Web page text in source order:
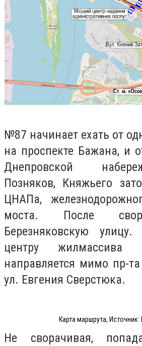
№87 начинает ехать от
на проспекте Бажана, и
Днепровской
Позняков, Княжьего
ЦНАПа,
моста. После
Березняковскую
центру жилмассива
направляется мимо пр-
ул. Евгения Сверстюка.
Карта маршрута, Источник:
Не сворачивая,